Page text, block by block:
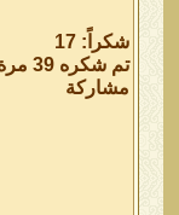
شكراً: 17
مشاركة